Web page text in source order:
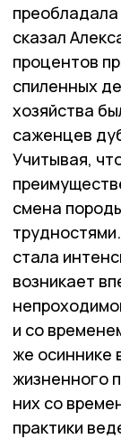
сказал
процентов
спиленных
хозяйства
саженцев
Учитывая,
смена
стала
возникает
и со
же осиннике
жизненного
них со
практики